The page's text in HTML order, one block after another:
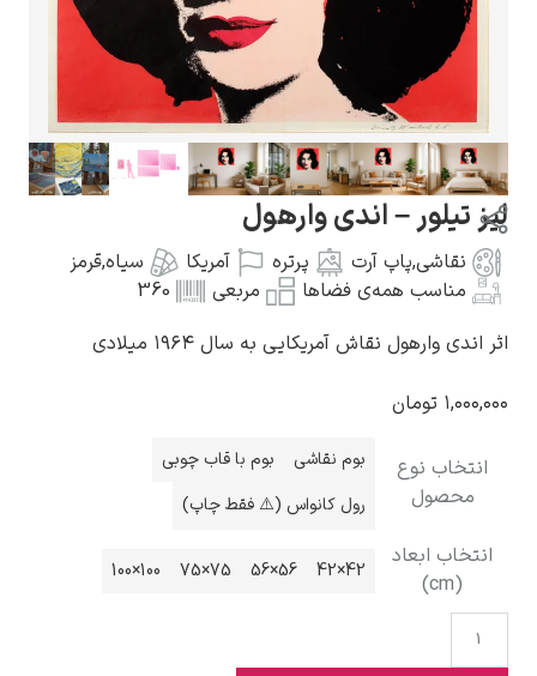
گوستاو کلیمت
ادوارد مونک
کامی پیسارو
لیز تیلور – اندی وارهول
نقاشی,پاپ آرت پرتره آمریکا سیاه,قرمز
مناسب همه‌ی فضاها
مربعی
360
اثر اندی وارهول نقاش آمریکایی به سال ۱۹۶۴ میلادی
۱,۰۰۰,۰۰۰ تومان
انتخاب نوع
محصول
بوم نقاشی
بوم با قاب چوبی
رول کانواس (⚠️ فقط چاپ)
انتخاب ابعاد
(cm)
42×42
56×56
75×75
100×100